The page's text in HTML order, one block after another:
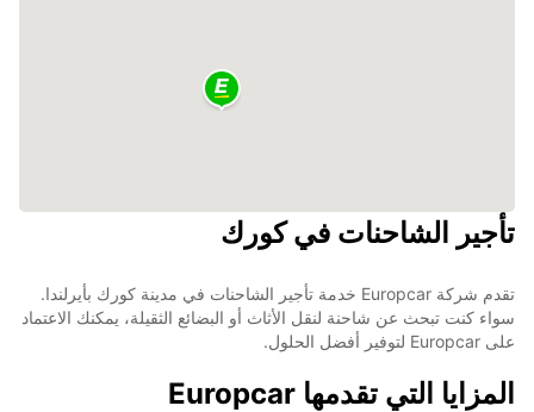
تأجير الشاحنات في كورك
تقدم شركة Europcar خدمة تأجير الشاحنات في مدينة كورك بأيرلندا.
سواء كنت تبحث عن شاحنة لنقل الأثاث أو البضائع الثقيلة، يمكنك الاعتماد
على Europcar لتوفير أفضل الحلول.
المزايا التي تقدمها Europcar